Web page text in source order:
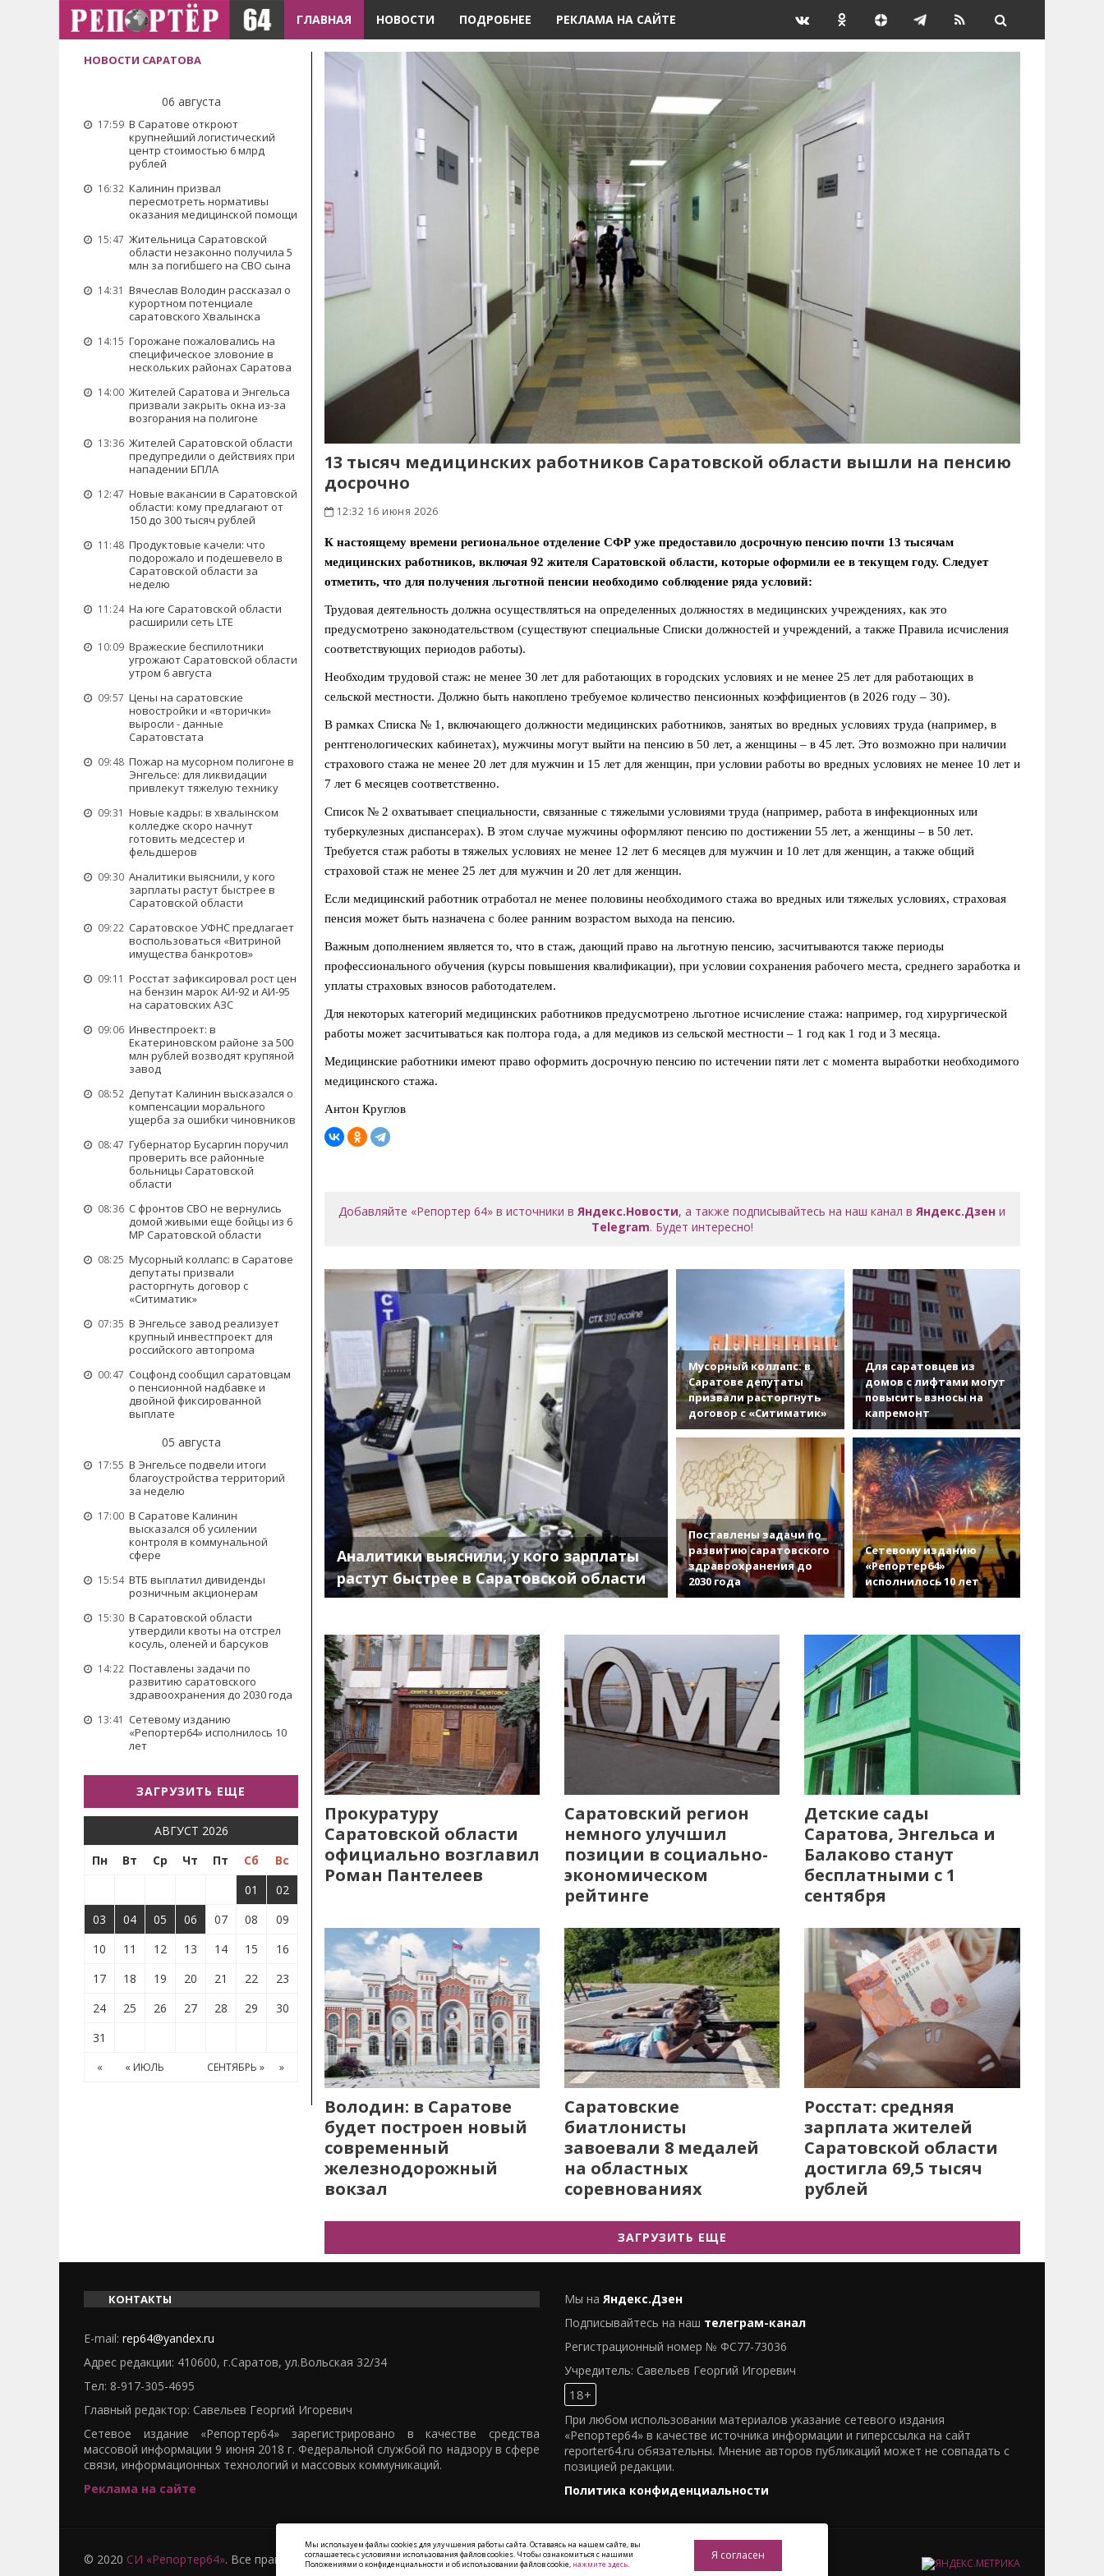
ГЛАВНАЯ НОВОСТИ ПОДРОБНЕЕ РЕКЛАМА НА САЙТЕ
НОВОСТИ САРАТОВА
06 августа
17:59 В Саратове откроют
крупнейший логистический
центр стоимостью 6 млрд
рублей
16:32 Калинин призвал
пересмотреть нормативы
оказания медицинской помощи
15:47 Жительница Саратовской
области незаконно получила 5
млн за погибшего на СВО сына
14:31 Вячеслав Володин рассказал о
курортном потенциале
саратовского Хвалынска
14:15 Горожане пожаловались на
специфическое зловоние в
нескольких районах Саратова
14:00 Жителей Саратова и Энгельса
призвали закрыть окна из-за
возгорания на полигоне
13:36 Жителей Саратовской области
предупредили о действиях при
нападении БПЛА
12:47 Новые вакансии в Саратовской
области: кому предлагают от
150 до 300 тысяч рублей
11:48 Продуктовые качели: что
подорожало и подешевело в
Саратовской области за
неделю
11:24 На юге Саратовской области
расширили сеть LTE
10:09 Вражеские беспилотники
угрожают Саратовской области
утром 6 августа
09:57 Цены на саратовские
новостройки и «вторички»
выросли - данные
Саратовстата
09:48 Пожар на мусорном полигоне в
Энгельсе: для ликвидации
привлекут тяжелую технику
09:31 Новые кадры: в хвалынском
колледже скоро начнут
готовить медсестер и
фельдшеров
09:30 Аналитики выяснили, у кого
зарплаты растут быстрее в
Саратовской области
09:22 Саратовское УФНС предлагает
воспользоваться «Витриной
имущества банкротов»
09:11 Росстат зафиксировал рост цен
на бензин марок АИ-92 и АИ-95
на саратовских АЗС
09:06 Инвестпроект: в
Екатериновском районе за 500
млн рублей возводят крупяной
завод
08:52 Депутат Калинин высказался о
компенсации морального
ущерба за ошибки чиновников
08:47 Губернатор Бусаргин поручил
проверить все районные
больницы Саратовской
области
08:36 С фронтов СВО не вернулись
домой живыми еще бойцы из 6
МР Саратовской области
08:25 Мусорный коллапс: в Саратове
депутаты призвали
расторгнуть договор с
«Ситиматик»
07:35 В Энгельсе завод реализует
крупный инвестпроект для
российского автопрома
00:47 Соцфонд сообщил саратовцам
о пенсионной надбавке и
двойной фиксированной
выплате
05 августа
17:55 В Энгельсе подвели итоги
благоустройства территорий
за неделю
17:00 В Саратове Калинин
высказался об усилении
контроля в коммунальной
сфере
15:54 ВТБ выплатил дивиденды
розничным акционерам
15:30 В Саратовской области
утвердили квоты на отстрел
косуль, оленей и барсуков
14:22 Поставлены задачи по
развитию саратовского
здравоохранения до 2030 года
13:41 Сетевому изданию
«Репортер64» исполнилось 10
лет
ЗАГРУЗИТЬ ЕЩЕ
АВГУСТ 2026
Пн
Вт Ср Чт Пт Сб
Вс
01
02
03
04 05 06 07 08
09
10
11 12 13 14 15
16
17
18 19 20 21 22
23
24
25 26 27 28 29
30
31
« « ИЮЛЬ СЕНТЯБРЬ » »
13 тысяч медицинских работников Саратовской области вышли на пенсию
досрочно
12:32 16 июня 2026
К настоящему времени региональное отделение СФР уже предоставило досрочную пенсию почти 13 тысячам
медицинских работников, включая 92 жителя Саратовской области, которые оформили ее в текущем году. Следует
отметить, что для получения льготной пенсии необходимо соблюдение ряда условий:
Трудовая деятельность должна осуществляться на определенных должностях в медицинских учреждениях, как это
предусмотрено законодательством (существуют специальные Списки должностей и учреждений, а также Правила исчисления
соответствующих периодов работы).
Необходим трудовой стаж: не менее 30 лет для работающих в городских условиях и не менее 25 лет для работающих в
сельской местности. Должно быть накоплено требуемое количество пенсионных коэффициентов (в 2026 году – 30).
В рамках Списка № 1, включающего должности медицинских работников, занятых во вредных условиях труда (например, в
рентгенологических кабинетах), мужчины могут выйти на пенсию в 50 лет, а женщины – в 45 лет. Это возможно при наличии
страхового стажа не менее 20 лет для мужчин и 15 лет для женщин, при условии работы во вредных условиях не менее 10 лет и
7 лет 6 месяцев соответственно.
Список № 2 охватывает специальности, связанные с тяжелыми условиями труда (например, работа в инфекционных или
туберкулезных диспансерах). В этом случае мужчины оформляют пенсию по достижении 55 лет, а женщины – в 50 лет.
Требуется стаж работы в тяжелых условиях не менее 12 лет 6 месяцев для мужчин и 10 лет для женщин, а также общий
страховой стаж не менее 25 лет для мужчин и 20 лет для женщин.
Если медицинский работник отработал не менее половины необходимого стажа во вредных или тяжелых условиях, страховая
пенсия может быть назначена с более ранним возрастом выхода на пенсию.
Важным дополнением является то, что в стаж, дающий право на льготную пенсию, засчитываются также периоды
профессионального обучения (курсы повышения квалификации), при условии сохранения рабочего места, среднего заработка и
уплаты страховых взносов работодателем.
Для некоторых категорий медицинских работников предусмотрено льготное исчисление стажа: например, год хирургической
работы может засчитываться как полтора года, а для медиков из сельской местности – 1 год как 1 год и 3 месяца.
Медицинские работники имеют право оформить досрочную пенсию по истечении пяти лет с момента выработки необходимого
медицинского стажа.
Антон Круглов
Добавляйте «Репортер 64» в источники вЯндекс.Новости, а также подписывайтесь на наш канал вЯндекс.Дзен и
Telegram. Будет интересно!
Аналитики выяснили, у кого зарплаты
растут быстрее в Саратовской области
Мусорный коллапс: в
Саратове депутаты
призвали расторгнуть
договор с «Ситиматик»
Для саратовцев из
домов с лифтами могут
повысить взносы на
капремонт
Поставлены задачи по
развитию саратовского
здравоохранения до
2030 года
Сетевому изданию
«Репортер64»
исполнилось 10 лет
Прокуратуру
Саратовской области
официально возглавил
Роман Пантелеев
Саратовский регион
немного улучшил
позиции в социально-
экономическом
рейтинге
Детские сады
Саратова, Энгельса и
Балаково станут
бесплатными с 1
сентября
Володин: в Саратове
будет построен новый
современный
железнодорожный
вокзал
Саратовские
биатлонисты
завоевали 8 медалей
на областных
соревнованиях
Росстат: средняя
зарплата жителей
Саратовской области
достигла 69,5 тысяч
рублей
ЗАГРУЗИТЬ ЕЩЕ
КОНТАКТЫ
E-mail: rep64@yandex.ru
Адрес редакции: 410600, г.Саратов, ул.Вольская 32/34
Тел: 8-917-305-4695
Главный редактор: Савельев Георгий Игоревич
Сетевое издание «Репортер64» зарегистрировано в качестве средства
массовой информации 9 июня 2018 г. Федеральной службой по надзору в сфере
связи, информационных технологий и массовых коммуникаций.
Реклама на сайте
Мы на Яндекс.Дзен
Подписывайтесь на наш телеграм-канал
Регистрационный номер № ФС77-73036
Учредитель: Савельев Георгий Игоревич
18+
При любом использовании материалов указание сетевого издания
«Репортер64» в качестве источника информации и гиперссылка на сайт
reporter64.ru обязательны. Мнение авторов публикаций может не совпадать с
позицией редакции.
Политика конфиденциальности
© 2020 СИ «Репортер64». Все права защищены - РазработкаAlatis Studio
Мы используем файлы cookies для улучшения работы сайта. Оставаясь на нашем сайте, вы
соглашаетесь с условиями использования файлов cookies. Чтобы ознакомиться с нашими
Положениями о конфиденциальности и об использовании файлов cookie, нажмите здесь.
Я согласен